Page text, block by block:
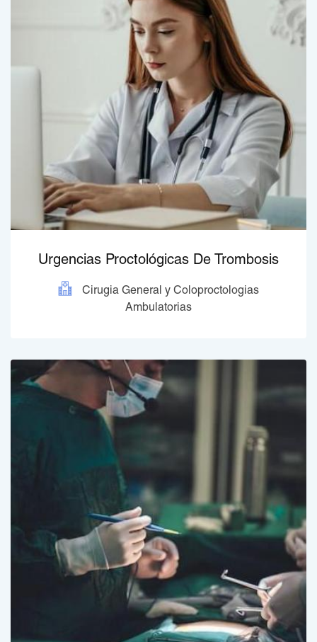
Urgencias Proctológicas De Trombosis
Cirugia General y Coloproctologias
Ambulatorias